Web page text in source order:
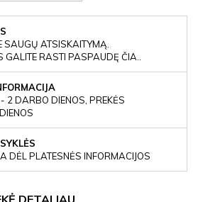
SAUGŲ ATSISKAITYMĄ.
GALITE RASTI PASPAUDĘ ČIA..
2 DARBO DIENOS, PREKĖS
DĖL PLATESNĖS INFORMACIJOS